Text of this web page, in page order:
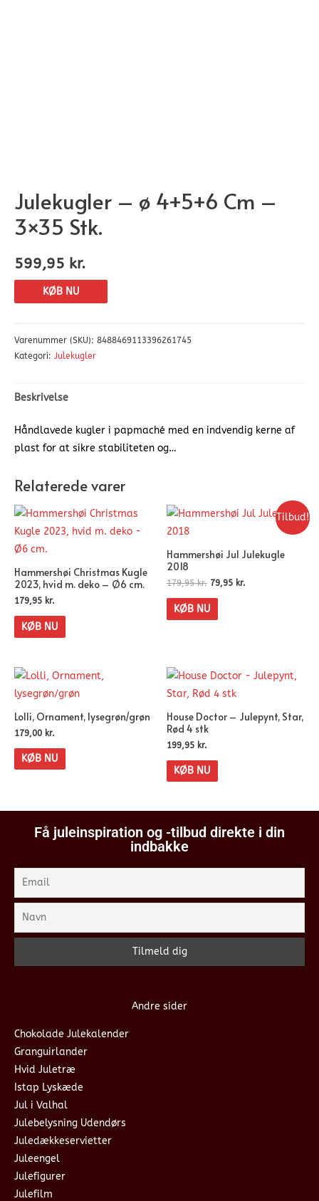
Julekugler – ø 4+5+6 Cm –
3×35 Stk.
599,95 kr.
KØB NU
Varenummer (SKU): 8488469113396261745
Kategori: Julekugler
Beskrivelse
Håndlavede kugler i papmaché med en indvendig kerne af
plast for at sikre stabiliteten og…
Relaterede varer
Hammershøi Christmas Kugle
2023, hvid m. deko – Ø6 cm.
179,95 kr.
KØB NU
Tilbud!
Hammershøi Jul Julekugle
2018
179,95kr. 79,95 kr.
KØB NU
Lolli, Ornament, lysegrøn/grøn
179,00 kr.
KØB NU
House Doctor – Julepynt, Star,
Rød 4 stk
199,95 kr.
KØB NU
Få juleinspiration og -tilbud direkte i din
indbakke
Andre sider
Chokolade Julekalender
Granguirlander
Hvid Juletræ
Istap Lyskæde
Jul i Valhal
Julebelysning Udendørs
Juledækkeservietter
Juleengel
Julefigurer
Julefilm